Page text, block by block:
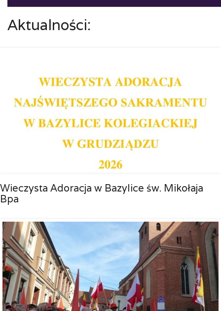
Aktualności:
Wieczysta Adoracja w Bazylice św. Mikołaja
Bpa